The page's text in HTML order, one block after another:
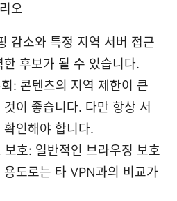
오
감소와 특정 지역 서버 접근
후보가 될 수 있습니다.
: 콘텐츠의 지역 제한이 큰
이 좋습니다. 다만 항상 서
인해야 합니다.
호: 일반적인 브라우징 보호
도로는 타 VPN과의 비교가